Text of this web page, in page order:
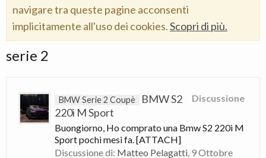
navigare tra queste pagine acconsenti
implicitamente all'uso dei cookies.Scopri di più.
serie 2
Discussione
BMW Serie 2 Coupè
BMW S2
220i M Sport
Buongiorno, Ho comprato una Bmw S2 220i M
Sport pochi mesi fa. [ATTACH]
Discussione di: Matteo Pelagatti, 9 Ottobre